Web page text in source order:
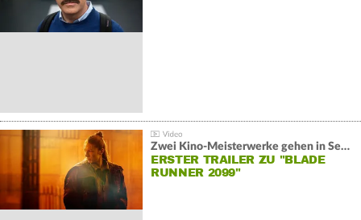
Zwei Kino-Meisterwerke gehen in Serie:
ERSTER TRAILER ZU "BLADE
RUNNER 2099"